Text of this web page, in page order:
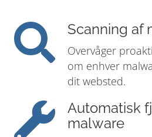
Scanning af
Overvåger
om enhver
dit websted.
Automatisk
malware